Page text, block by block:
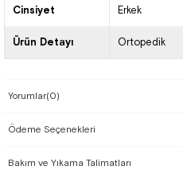
Cinsiyet Erkek
Ürün Detayı Ortopedik
Yorumlar(0)
Ödeme Seçenekleri
Bakım ve Yıkama Talimatları